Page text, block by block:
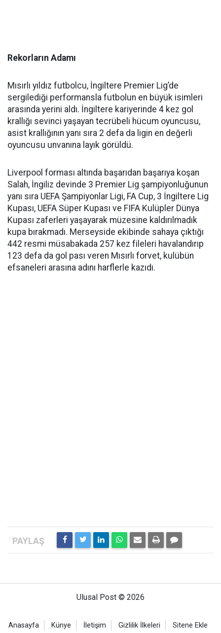
Rekorların Adamı
Mısırlı yıldız futbolcu, İngiltere Premier Lig’de
sergilediği performansla futbolun en büyük isimleri
arasında yerini aldı. İngiltere kariyerinde 4 kez gol
krallığı sevinci yaşayan tecrübeli hücum oyuncusu,
asist krallığının yanı sıra 2 defa da ligin en değerli
oyuncusu unvanına layık görüldü.
Liverpool forması altında başarıdan başarıya koşan
Salah, İngiliz devinde 3 Premier Lig şampiyonluğunun
yanı sıra UEFA Şampiyonlar Ligi, FA Cup, 3 İngiltere Lig
Kupası, UEFA Süper Kupası ve FIFA Kulüpler Dünya
Kupası zaferleri yaşayarak müzesine kaldırılmadık
kupa bırakmadı. Merseyside ekibinde sahaya çıktığı
442 resmi müsabakada 257 kez fileleri havalandırıp
123 defa da gol pası veren Mısırlı forvet, kulübün
efsaneleri arasına adını harflerle kazıdı.
Ulusal Post © 2026
Anasayfa Künye İletişim Gizlilik İlkeleri Sitene Ekle